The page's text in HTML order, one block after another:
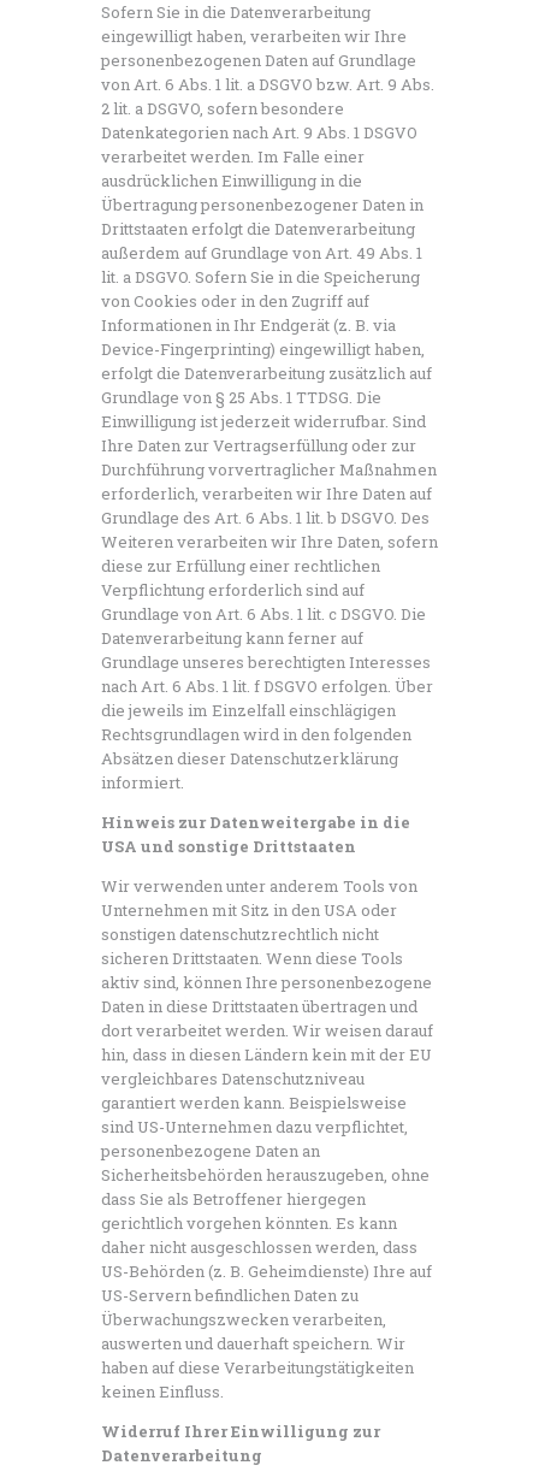
Sofern Sie in die Datenverarbeitung
eingewilligt haben, verarbeiten wir Ihre
personenbezogenen Daten auf Grundlage
von Art. 6 Abs. 1 lit. a DSGVO bzw. Art. 9 Abs.
2 lit. a DSGVO, sofern besondere
Datenkategorien nach Art. 9 Abs. 1 DSGVO
verarbeitet werden. Im Falle einer
ausdrücklichen Einwilligung in die
Übertragung personenbezogener Daten in
Drittstaaten erfolgt die Datenverarbeitung
außerdem auf Grundlage von Art. 49 Abs. 1
lit. a DSGVO. Sofern Sie in die Speicherung
von Cookies oder in den Zugriff auf
Informationen in Ihr Endgerät (z. B. via
Device-Fingerprinting) eingewilligt haben,
erfolgt die Datenverarbeitung zusätzlich auf
Grundlage von § 25 Abs. 1 TTDSG. Die
Einwilligung ist jederzeit widerrufbar. Sind
Ihre Daten zur Vertragserfüllung oder zur
Durchführung vorvertraglicher Maßnahmen
erforderlich, verarbeiten wir Ihre Daten auf
Grundlage des Art. 6 Abs. 1 lit. b DSGVO. Des
Weiteren verarbeiten wir Ihre Daten, sofern
diese zur Erfüllung einer rechtlichen
Verpflichtung erforderlich sind auf
Grundlage von Art. 6 Abs. 1 lit. c DSGVO. Die
Datenverarbeitung kann ferner auf
Grundlage unseres berechtigten Interesses
nach Art. 6 Abs. 1 lit. f DSGVO erfolgen. Über
die jeweils im Einzelfall einschlägigen
Rechtsgrundlagen wird in den folgenden
Absätzen dieser Datenschutzerklärung
informiert.
Hinweis zur Datenweitergabe in die
USA und sonstige Drittstaaten
Wir verwenden unter anderem Tools von
Unternehmen mit Sitz in den USA oder
sonstigen datenschutzrechtlich nicht
sicheren Drittstaaten. Wenn diese Tools
aktiv sind, können Ihre personenbezogene
Daten in diese Drittstaaten übertragen und
dort verarbeitet werden. Wir weisen darauf
hin, dass in diesen Ländern kein mit der EU
vergleichbares Datenschutzniveau
garantiert werden kann. Beispielsweise
sind US-Unternehmen dazu verpflichtet,
personenbezogene Daten an
Sicherheitsbehörden herauszugeben, ohne
dass Sie als Betroffener hiergegen
gerichtlich vorgehen könnten. Es kann
daher nicht ausgeschlossen werden, dass
US-Behörden (z. B. Geheimdienste) Ihre auf
US-Servern befindlichen Daten zu
Überwachungszwecken verarbeiten,
auswerten und dauerhaft speichern. Wir
haben auf diese Verarbeitungstätigkeiten
keinen Einfluss.
Widerruf Ihrer Einwilligung zur
Datenverarbeitung